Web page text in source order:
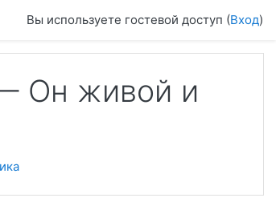
Вы используете гостевой доступ (Вход)
Он живой и